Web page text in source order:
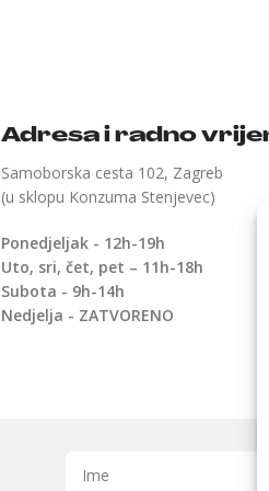
Adresa i radno
Samoborska cesta 102, Zagreb
(u sklopu Konzuma Stenjevec)
Ponedjeljak - 12h-19h
Uto, sri, čet, pet – 11h-18h
Subota - 9h-14h
Nedjelja - ZATVORENO